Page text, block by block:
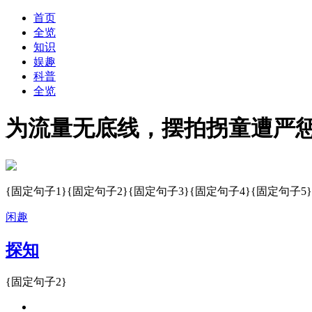
首页
全览
知识
娱趣
科普
全览
为流量无底线，摆拍拐童遭严
{固定句子1}{固定句子2}{固定句子3}{固定句子4}{固定句子
闲趣
探知
{固定句子2}